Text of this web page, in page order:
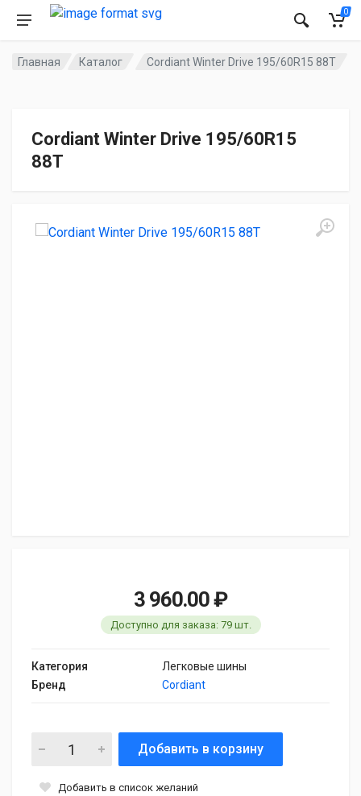
0
Главная Каталог Cordiant Winter Drive 195/60R15 88T
Cordiant Winter Drive 195/60R15
88T
3 960.00 ₽
Доступно для заказа: 79 шт.
Категория
Легковые шины
Бренд
Cordiant
Добавить в корзину
Добавить в список желаний